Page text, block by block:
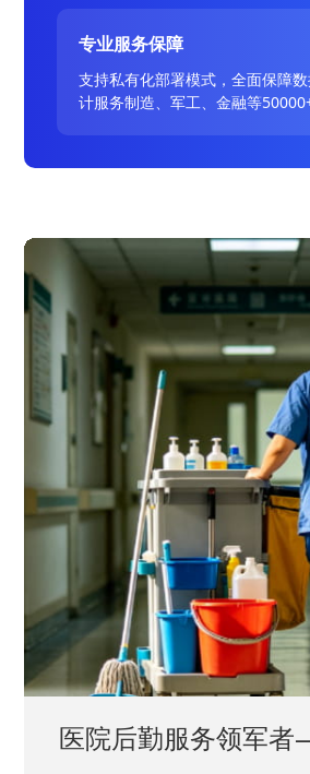
专业服务保障
支持私有化部署模式，全面保障
计服务制造、军工、金融等
中国兵器工业集团